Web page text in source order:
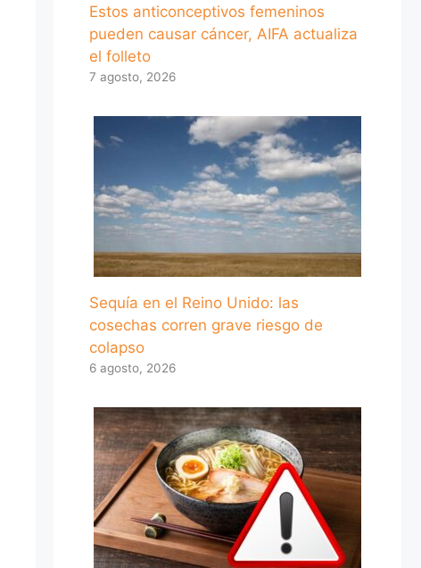
Estos anticonceptivos femeninos
pueden causar cáncer, AIFA actualiza
el folleto
7 agosto, 2026
Sequía en el Reino Unido: las
cosechas corren grave riesgo de
colapso
6 agosto, 2026